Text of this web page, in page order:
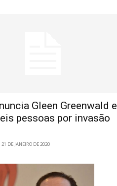
Gleen Greenwald e
pessoas por invasão
21 DE JANEIRO DE 2020